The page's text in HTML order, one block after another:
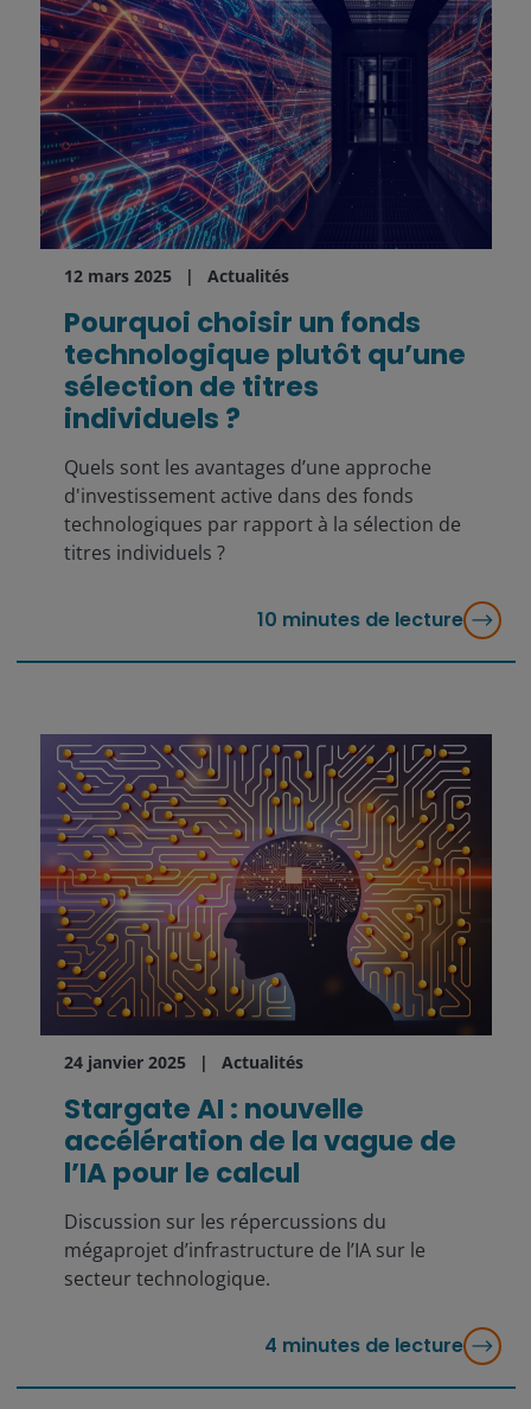
12 mars 2025 Actualités
Pourquoi choisir un fonds
technologique plutôt qu’une
sélection de titres
individuels ?
Quels sont les avantages d’une approche
d'investissement active dans des fonds
technologiques par rapport à la sélection de
titres individuels ?
10 minutes de lecture
24 janvier 2025 Actualités
Stargate AI : nouvelle
accélération de la vague de
l’IA pour le calcul
Discussion sur les répercussions du
mégaprojet d’infrastructure de l’IA sur le
secteur technologique.
4 minutes de lecture